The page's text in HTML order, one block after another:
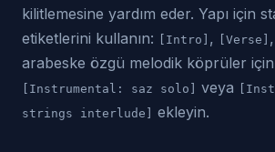
kilitlemesine yardım eder. Yapı için
etiketlerini kullanın:
[Intro] , [Verse] ,
arabeske özgü melodik köprüler
[Instrumental: saz solo] veya
strings interlude]
ekleyin.